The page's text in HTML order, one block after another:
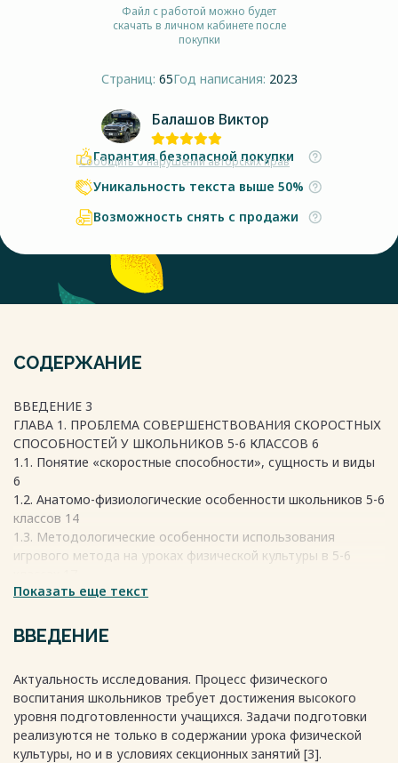
Файл с работой можно будет
скачать в личном кабинете после
покупки
Страниц: 65Год написания: 2023
Балашов Виктор
Сообщить о нарушении авторских прав
Гарантия безопасной покупки
Уникальность текста выше 50%
Возможность снять с продажи
СОДЕРЖАНИЕ
ВВЕДЕНИЕ 3
ГЛАВА 1. ПРОБЛЕМА СОВЕРШЕНСТВОВАНИЯ СКОРОСТНЫХ
СПОСОБНОСТЕЙ У ШКОЛЬНИКОВ 5-6 КЛАССОВ 6
1.1. Понятие «скоростные способности», сущность и виды
6
1.2. Анатомо-физиологические особенности школьников 5-6
классов 14
1.3. Методологические особенности использования
игрового метода на уроках физической культуры в 5-6
ГЛАВА 2. ЦЕЛЬ, ЗАДАЧИ, МЕТОДЫ И ОРГАНИЗАЦИЯ
2.1.Цель и задачи
исследования………………………………………………27
2.3 Организация исследования 34
Глава 3. Обоснование эффективности методики
совершенствования скоростных способностей у
школьников 5-6 классов средствами подвижных игр 36
Показать еще текст
ВВЕДЕНИЕ
Актуальность исследования. Процесс физического
воспитания школьников требует достижения высокого
уровня подготовленности учащихся. Задачи подготовки
реализуются не только в содержании урока физической
культуры, но и в условиях секционных занятий [3].